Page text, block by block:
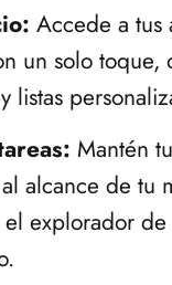
Accede a tus
un solo toque,
listas
Mantén
alcance de tu
explorador de